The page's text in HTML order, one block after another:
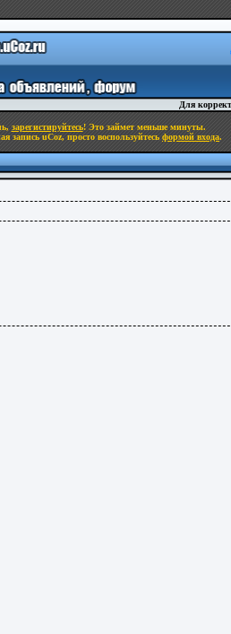
Для
зарегистируйтесь! Это займет меньше минуты.
запись uCoz, просто воспользуйтесь формой входа.